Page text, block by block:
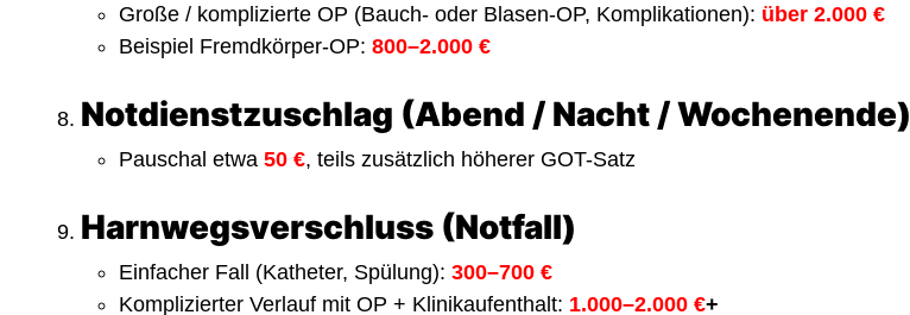
Große / komplizierte OP (Bauch- oder Blasen-OP, Komplikationen): über 2.000 €
Beispiel Fremdkörper-OP: 800–2.000 €
Notdienstzuschlag (Abend / Nacht / Wochenende)
Pauschal etwa 50 €, teils zusätzlich höherer GOT-Satz
Harnwegsverschluss (Notfall)
Einfacher Fall (Katheter, Spülung): 300–700 €
Komplizierter Verlauf mit OP + Klinikaufenthalt: 1.000–2.000 €+